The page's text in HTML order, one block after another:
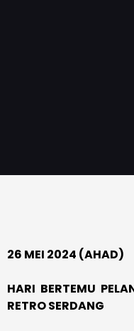
26 MEI 2024 (AHAD)
HARI BERTEMU
RETRO SERDANG